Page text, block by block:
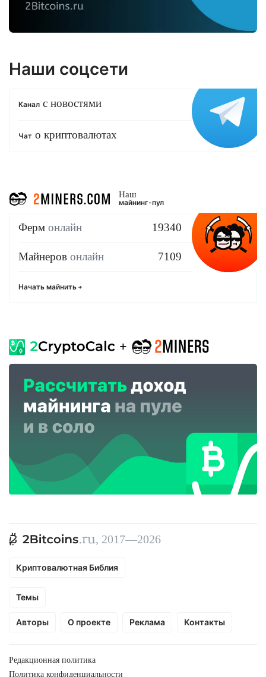
Наши соцсети
Канал с новостями
Чат о криптовалютах
Наш
майнинг-пул
Ферм онлайн 19340
Майнеров онлайн 7109
Начать майнить
, 2017—2026
Криптовалютная Библия
Темы
Авторы О проекте Реклама Контакты
Редакционная политика
Политика конфиденциальности